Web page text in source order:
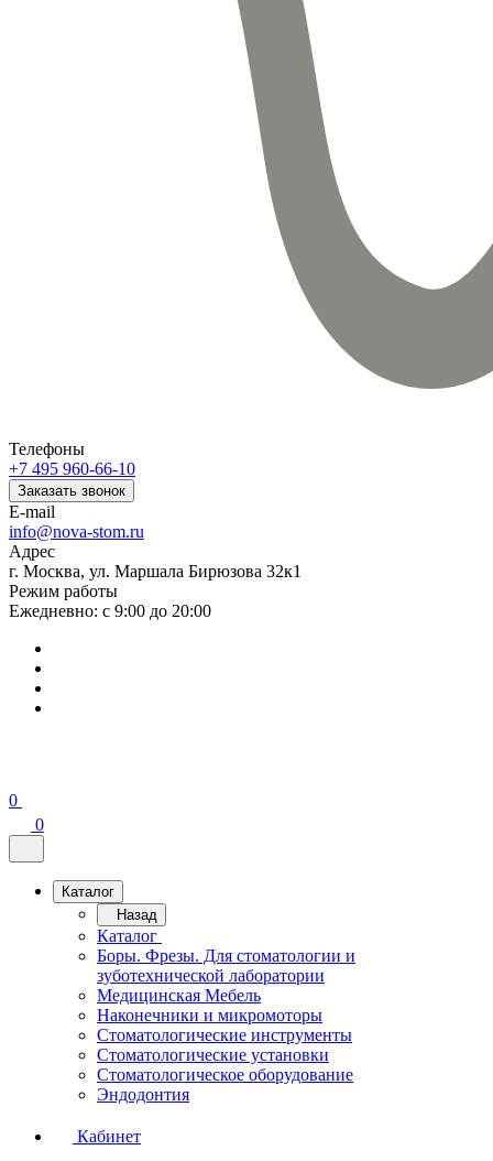
Телефоны
+7 495 960-66-10
Заказать звонок
E-mail
info@nova-stom.ru
Адрес
г. Москва, ул. Маршала Бирюзова 32к1
Режим работы
Ежедневно: с 9:00 до 20:00
0
0
Каталог
Назад
Каталог
Боры. Фрезы. Для стоматологии и
зуботехнической лаборатории
Медицинская Мебель
Наконечники и микромоторы
Стоматологические инструменты
Стоматологические установки
Стоматологическое оборудование
Эндодонтия
Кабинет